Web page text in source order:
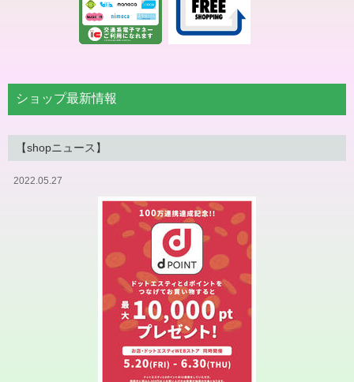
ショップ最新情報
【shopニュース】
2022.05.27